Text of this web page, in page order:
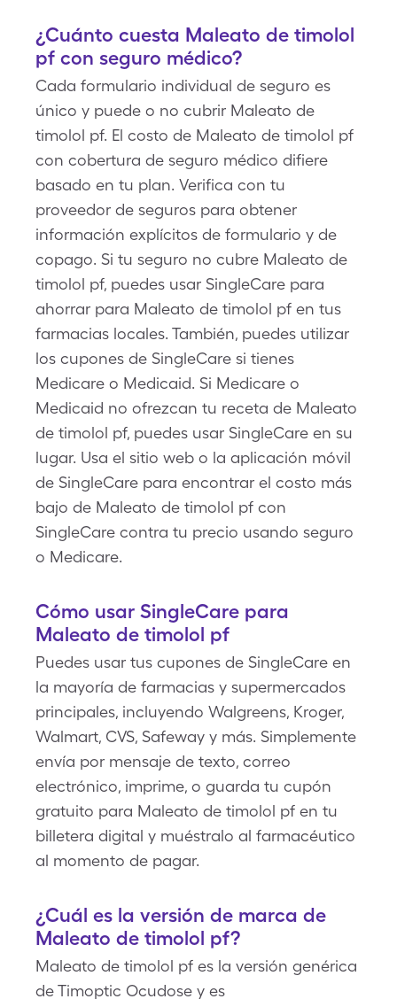
¿Cuánto cuesta Maleato de timolol
pf con seguro médico?
Cada formulario individual de seguro es
único y puede o no cubrir Maleato de
timolol pf. El costo de Maleato de timolol pf
con cobertura de seguro médico difiere
basado en tu plan. Verifica con tu
proveedor de seguros para obtener
información explícitos de formulario y de
copago. Si tu seguro no cubre Maleato de
timolol pf, puedes usar SingleCare para
ahorrar para Maleato de timolol pf en tus
farmacias locales. También, puedes utilizar
los cupones de SingleCare si tienes
Medicare o Medicaid. Si Medicare o
Medicaid no ofrezcan tu receta de Maleato
de timolol pf, puedes usar SingleCare en su
lugar. Usa el sitio web o la aplicación móvil
de SingleCare para encontrar el costo más
bajo de Maleato de timolol pf con
SingleCare contra tu precio usando seguro
o Medicare.
Cómo usar SingleCare para
Maleato de timolol pf
Puedes usar tus cupones de SingleCare en
la mayoría de farmacias y supermercados
principales, incluyendo Walgreens, Kroger,
Walmart, CVS, Safeway y más. Simplemente
envía por mensaje de texto, correo
electrónico, imprime, o guarda tu cupón
gratuito para Maleato de timolol pf en tu
billetera digital y muéstralo al farmacéutico
al momento de pagar.
¿Cuál es la versión de marca de
Maleato de timolol pf?
Maleato de timolol pf es la versión genérica
de Timoptic Ocudose y es